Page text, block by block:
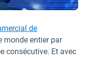
de
monde entier par
consécutive. Et avec